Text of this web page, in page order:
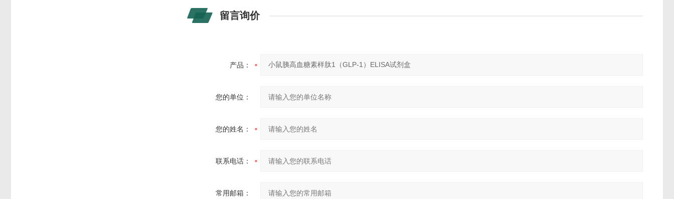
留言询价
产品：
您的单位：
您的姓名：
联系电话：
常用邮箱：